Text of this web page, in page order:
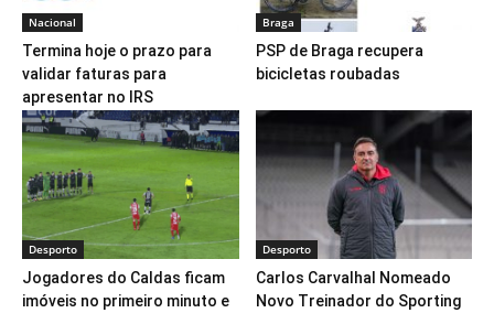
Nacional
Termina hoje o prazo para
validar faturas para
apresentar no IRS
Braga
PSP de Braga recupera
bicicletas roubadas
Desporto
Jogadores do Caldas ficam
imóveis no primeiro minuto e
Desporto
Carlos Carvalhal Nomeado
Novo Treinador do Sporting